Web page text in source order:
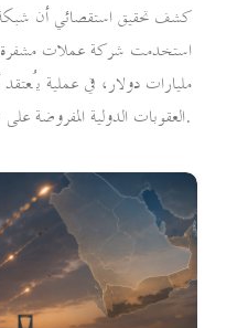
كشف تحقيق استقصائي أن شبكة
مليارات دولار، في عملية
العقوبات الدولية المفروضة على طهران.